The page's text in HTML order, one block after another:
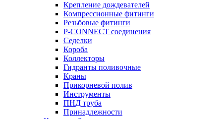
Крепление дождевателей
Компрессионные фитинги
Резьбовые фитинги
P-CONNECT соединения
Седелки
Короба
Коллекторы
Гидранты поливочные
Краны
Прикорневой полив
Инструменты
ПНД труба
Принадлежности